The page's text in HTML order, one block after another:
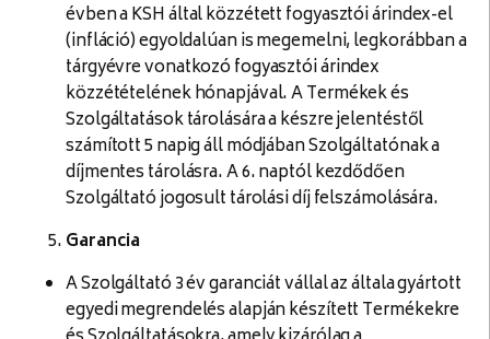
évben a KSH által közzétett fogyasztói árindex-el
(infláció) egyoldalúan is megemelni, legkorábban a
tárgyévre vonatkozó fogyasztói árindex
közzétételének hónapjával. A Termékek és
Szolgáltatások tárolására a készre jelentéstől
számított 5 napig áll módjában Szolgáltatónak a
díjmentes tárolásra. A 6. naptól kezdődően
Szolgáltató jogosult tárolási díj felszámolására.
Garancia
A Szolgáltató 3 év garanciát vállal az általa gyártott
egyedi megrendelés alapján készített Termékekre